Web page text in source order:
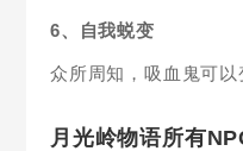
6、自我蜕变
众所周知，吸血鬼可
月光岭物语所有